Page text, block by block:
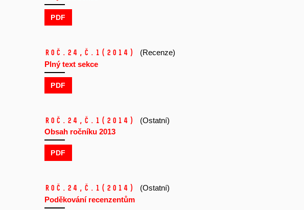
PDF
Roč.24, č.1 (2014)
(Recenze)
Plný text sekce
PDF
Roč.24, č.1 (2014)
(Ostatní)
Obsah ročníku 2013
PDF
Roč.24, č.1 (2014)
(Ostatní)
Poděkování recenzentům